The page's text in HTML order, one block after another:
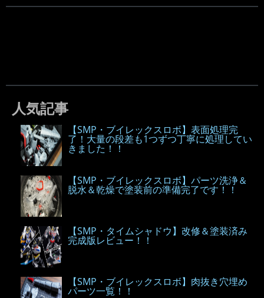
人気記事
【SMP・ブイレックスロボ】表面処理完
了！大量の段差も1つずつ丁寧に処理してい
きました！！
【SMP・ブイレックスロボ】パーツ洗浄＆
脱水＆乾燥で塗装前の準備完了です！！
【SMP・タイムシャドウ】改修＆塗装済み
完成版レビュー！！
【SMP・ブイレックスロボ】肉抜き穴埋め
パーツ一覧！！